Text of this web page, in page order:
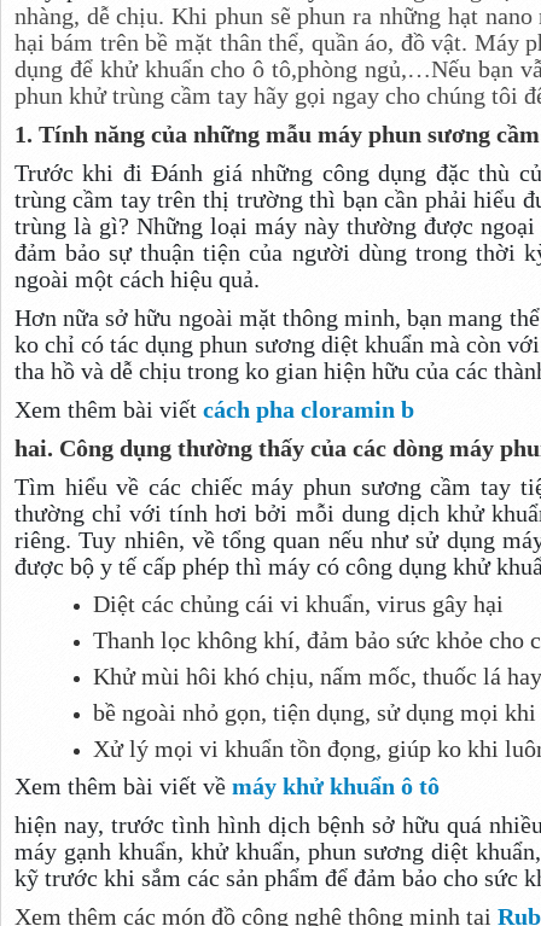
nhàng, dễ chịu. Khi phun sẽ phun ra những hạt
hại bám trên bề mặt thân thể, quần áo, đồ vật. Máy
dụng để khử khuẩn cho ô tô,phòng ngủ,…Nếu bạn
phun khử trùng cầm tay hãy gọi ngay cho chúng tôi
1. Tính năng của những mẫu máy phun sương
Trước khi đi Đánh giá những công dụng đặc thù
trùng cầm tay trên thị trường thì bạn cần phải hiểu
trùng là gì? Những loại máy này thường được
đảm bảo sự thuận tiện của người dùng trong thời
ngoài một cách hiệu quả.
Hơn nữa sở hữu ngoài mặt thông minh, bạn mang
ko chỉ có tác dụng phun sương diệt khuẩn mà còn
tha hồ và dễ chịu trong ko gian hiện hữu của các
Xem thêm bài viết cách pha cloramin b
hai. Công dụng thường thấy của các dòng máy
Tìm hiểu về các chiếc máy phun sương cầm tay
thường chỉ với tính hơi bởi mỗi dung dịch khử
riêng. Tuy nhiên, về tổng quan nếu như sử dụng
được bộ y tế cấp phép thì máy có công dụng khử
Diệt các chủng cái vi khuẩn, virus gây hại
Thanh lọc không khí, đảm bảo sức khỏe cho
Khử mùi hôi khó chịu, nấm mốc, thuốc lá
bề ngoài nhỏ gọn, tiện dụng, sử dụng mọi
Xử lý mọi vi khuẩn tồn đọng, giúp ko khi
Xem thêm bài viết về máy khử khuẩn ô tô
hiện nay, trước tình hình dịch bệnh sở hữu quá
máy gạnh khuẩn, khử khuẩn, phun sương diệt
kỹ trước khi sắm các sản phẩm để đảm bảo cho sức
Xem thêm các món đồ công nghệ thông minh tại